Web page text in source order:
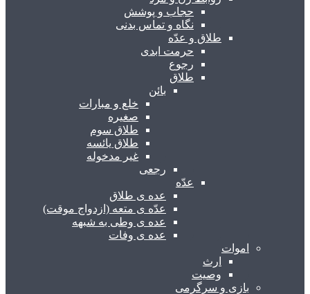
حجاب و پوشش
نگاه و تماس بدنی
طلاق و عدّه
حرمت ابدی
رجوع
طلاق
بائن
خلع و مبارات
صغیره
طلاق سوم
طلاق یائسه
غیر مدخوله
رجعی
عدّه
عده ی طلاق
عدّه ی متعه (ازدواج موقت)
عده ی وطی به شبهه
عده ی وفات
اموات
ارث
وصیت
بازی و سرگرمی